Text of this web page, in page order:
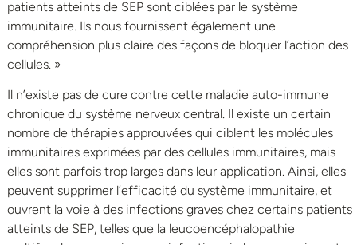
patients atteints de SEP sont ciblées par le système
immunitaire. Ils nous fournissent également une
compréhension plus claire des façons de bloquer l’action des
cellules. »
Il n’existe pas de cure contre cette maladie auto-immune
chronique du système nerveux central. Il existe un certain
nombre de thérapies approuvées qui ciblent les molécules
immunitaires exprimées par des cellules immunitaires, mais
elles sont parfois trop larges dans leur application. Ainsi, elles
peuvent supprimer l’efficacité du système immunitaire, et
ouvrent la voie à des infections graves chez certains patients
atteints de SEP, telles que la leucoencéphalopathie